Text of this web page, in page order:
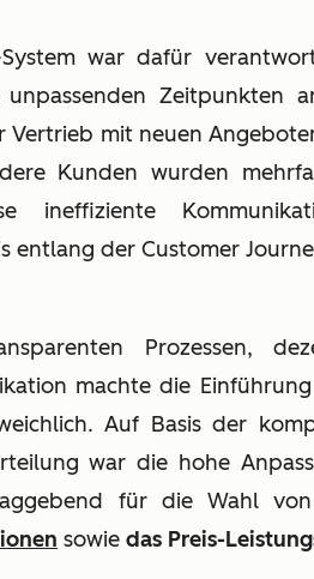
war dafür
Zeitpunkten
Vertrieb mit neuen
Kunden wurden
ineffiziente
entlang der Customer
Prozessen,
machte die
Auf Basis der
war die hohe
für die Wahl
sowie das Preis-